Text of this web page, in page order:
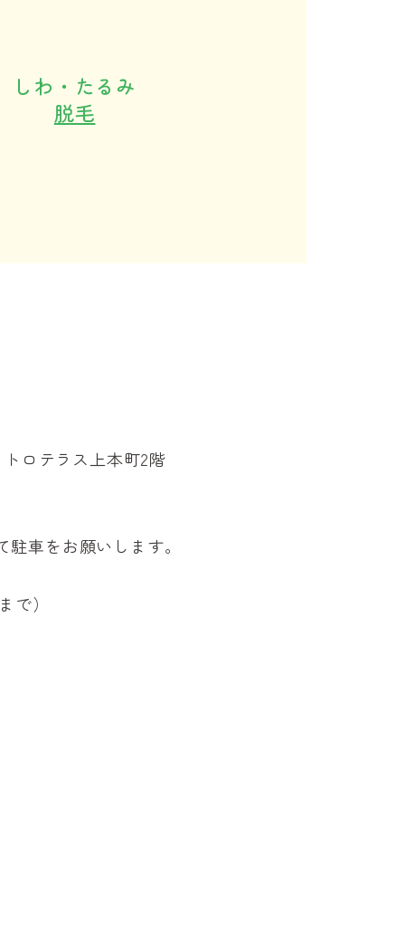
しわ・たるみ
脱毛
ロテラス上本町2階
車をお願いします。
で）